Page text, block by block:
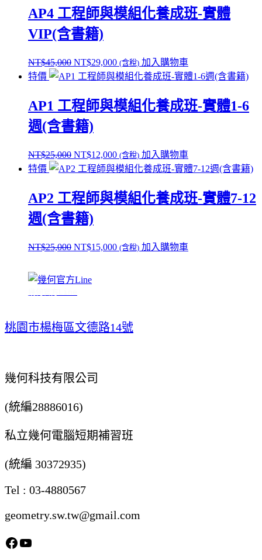
AP4 工程師與模組化養成班-實體
VIP(含書籍)
NT$45,000 原
始
格：
NT$45,000。
NT$29,000目
前
格：
(含稅) 加入購物車
特價
AP1 工程師與模組化養成班-實體1-6
週(含書籍)
NT$25,000 原
始
格：
NT$25,000。
NT$12,000目
前
格：
(含稅) 加入購物車
特價
AP2 工程師與模組化養成班-實體7-12
週(含書籍)
NT$25,000 原
價
NT$15,000目
(含稅) 加入購物車
桃園市楊梅區文德路14號
幾何科技有限公司
(統編28886016)
私立幾何電腦短期補習班
(統編 30372935)
Tel : 03-4880567
geometry.sw.tw@gmail.com
Facebook
YouTube